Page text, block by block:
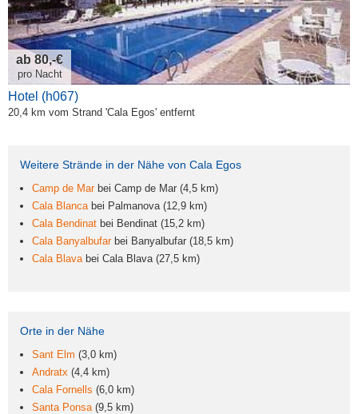
ab 80,-€
pro Nacht
Hotel (h067)
20,4 km vom Strand 'Cala Egos' entfernt
Weitere Strände in der Nähe von Cala Egos
Camp de Marbei Camp de Mar (4,5 km)
Cala Blanca bei Palmanova (12,9 km)
Cala Bendinat bei Bendinat (15,2 km)
Cala Banyalbufarbei Banyalbufar (18,5 km)
Cala Blava bei Cala Blava (27,5 km)
Orte in der Nähe
Sant Elm (3,0 km)
Andratx (4,4 km)
Cala Fornells (6,0 km)
Santa Ponsa (9,5 km)